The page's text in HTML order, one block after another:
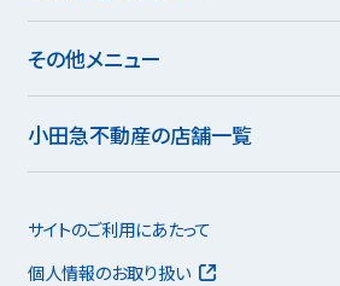
その他メニュー
小田急不動産の店舗一覧
サイトのご利用にあたって
個人情報のお取り扱い